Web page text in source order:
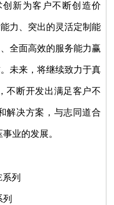
新为客户不断创造价
力、突出的灵活定制能
全面高效的服务能力赢
未来，将继续致力于真
不断开发出满足客户不
解决方案，与志同道合
业的发展。
列